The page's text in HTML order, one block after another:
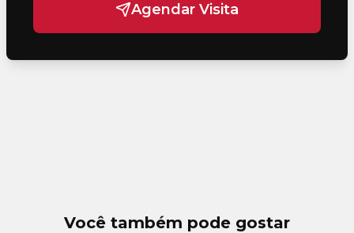
Agendar Visita
Você também pode gostar